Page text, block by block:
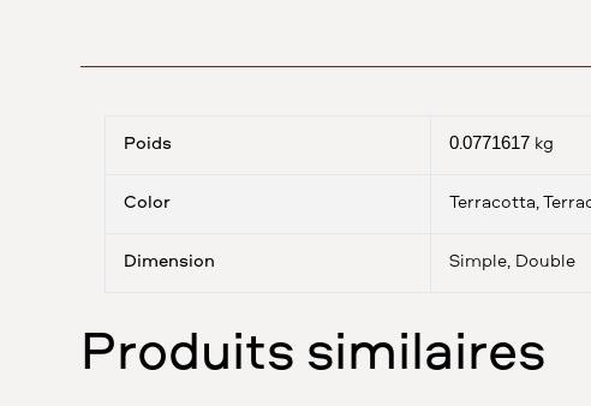
Poids 0.0771617 kg
Color Terracotta,
Dimension Simple, Double
Produits similaires